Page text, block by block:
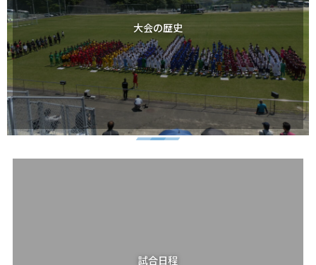
大会の歴史
試合日程